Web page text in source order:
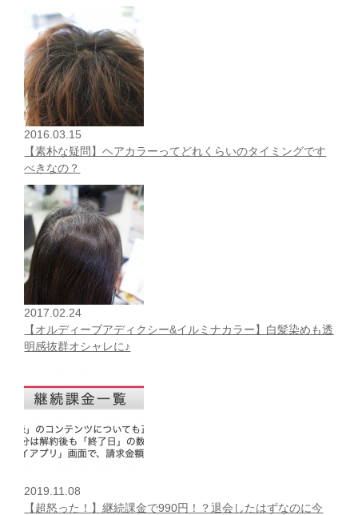
2016.03.15
【素朴な疑問】ヘアカラーってどれくらいのタイミングです
べきなの？
2017.02.24
【オルディーブアディクシー&イルミナカラー】白髪染めも透
明感抜群オシャレに♪
2019.11.08
【超怒った！】継続課金で990円！？退会したはずなのに今